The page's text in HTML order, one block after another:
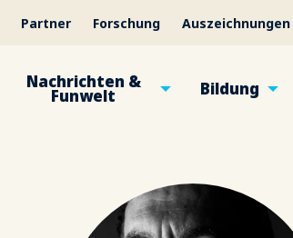
Partner Forschung Auszeichnungen
Nachrichten &
Funwelt Bildung